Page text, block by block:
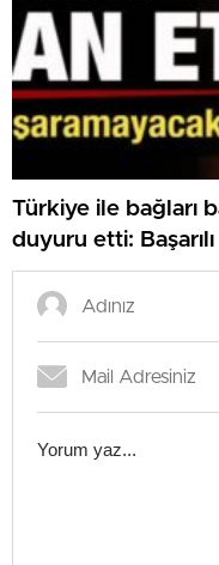
Türkiye ile bağları
duyuru etti: